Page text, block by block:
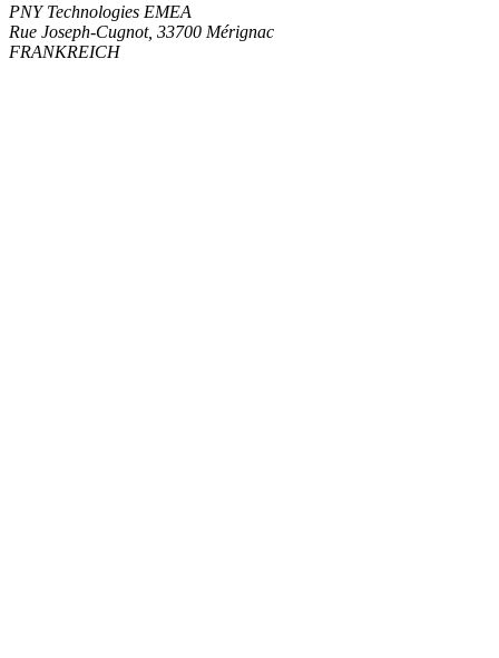
PNY Technologies EMEA
Rue Joseph-Cugnot, 33700 Mérignac
FRANKREICH